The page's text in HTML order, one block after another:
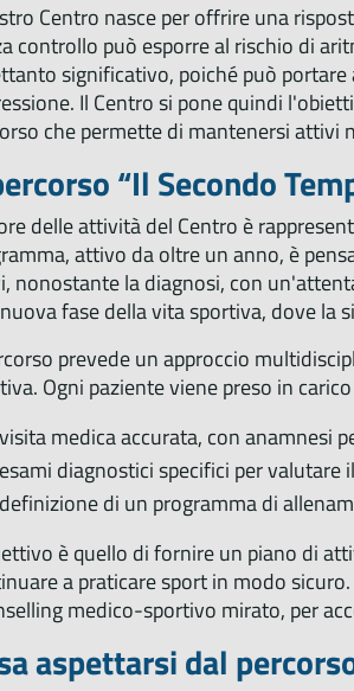
Centro nasce per offrire una
controllo può esporre al rischio di
significativo, poiché può
Il Centro si pone quindi
che permette di mantenersi attivi
“Il Secondo
delle attività del Centro è
attivo da oltre un anno, è
nonostante la diagnosi, con
fase della vita sportiva, dove la
prevede un approccio
Ogni paziente viene preso in
visita medica accurata, con anamnesi
esami diagnostici specifici per
definizione di un programma di
è quello di fornire un piano di
a praticare sport in modo
medico-sportivo mirato, per
aspettarsi dal